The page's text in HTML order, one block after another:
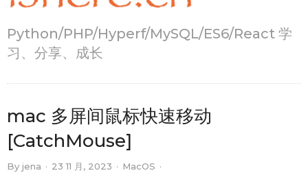
Python/PHP/Hyperf/MySQL/ES6/React 学
习、分享、成长
mac 多屏间鼠标快速移动
[CatchMouse]
By jena · 23 11 月, 2023 · MacOS ·